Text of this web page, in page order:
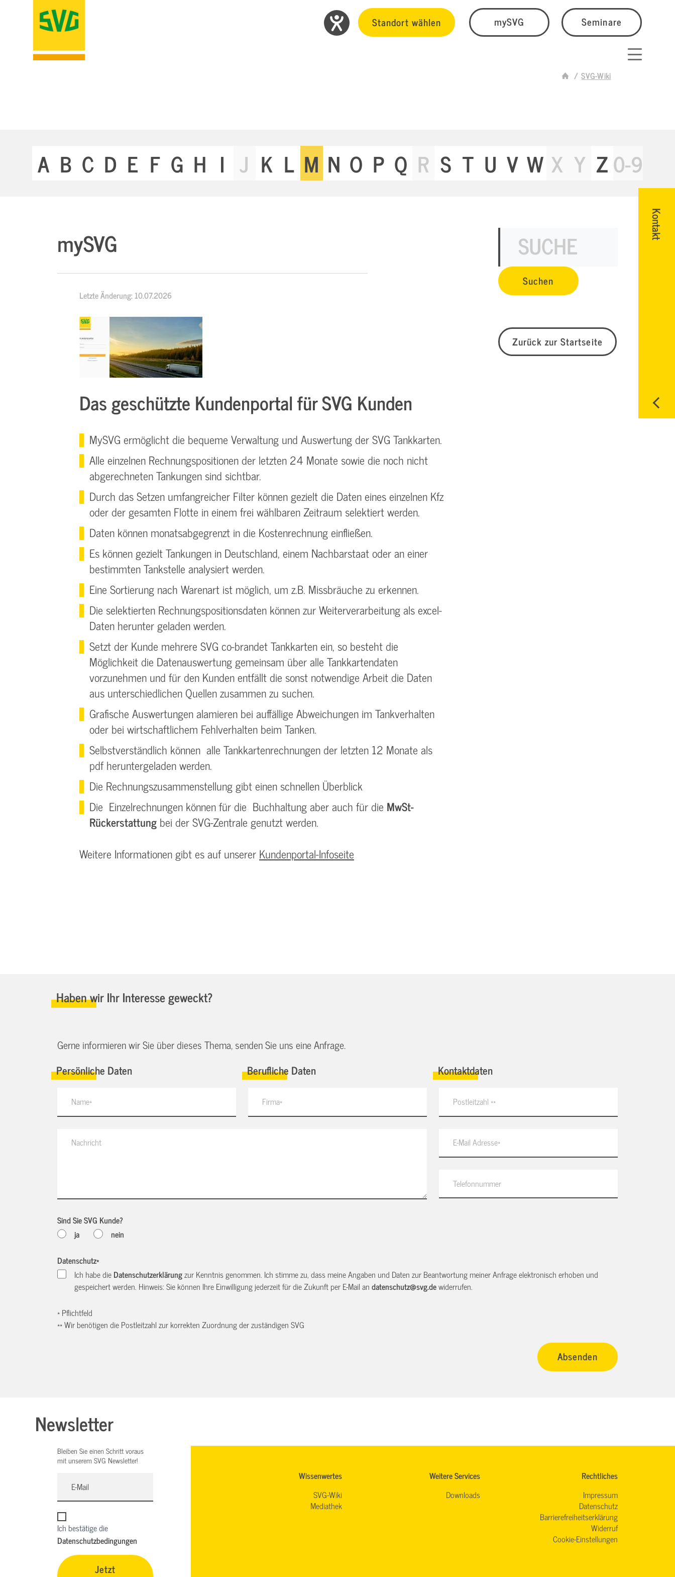
Standort wählen mySVG Seminare
SVG-Wiki
Kontakt
A B C D E F G H I J K L M N O P Q R S T U V W X Y Z0-9
mySVG
Letzte Änderung: 10.07.2026
Das geschützte Kundenportal für SVG Kunden
MySVG ermöglicht die bequeme Verwaltung und Auswertung der SVG Tankkarten.
Alle einzelnen Rechnungspositionen der letzten 24 Monate sowie die noch nicht
abgerechneten Tankungen sind sichtbar.
Durch das Setzen umfangreicher Filter können gezielt die Daten eines einzelnen Kfz
oder der gesamten Flotte in einem frei wählbaren Zeitraum selektiert werden.
Daten können monatsabgegrenzt in die Kostenrechnung einfließen.
Es können gezielt Tankungen in Deutschland, einem Nachbarstaat oder an einer
bestimmten Tankstelle analysiert werden.
Eine Sortierung nach Warenart ist möglich, um z.B. Missbräuche zu erkennen.
Die selektierten Rechnungspositionsdaten können zur Weiterverarbeitung als excel-
Daten herunter geladen werden.
Setzt der Kunde mehrere SVG co-brandet Tankkarten ein, so besteht die
Möglichkeit die Datenauswertung gemeinsam über alle Tankkartendaten
vorzunehmen und für den Kunden entfällt die sonst notwendige Arbeit die Daten
aus unterschiedlichen Quellen zusammen zu suchen.
Grafische Auswertungen alamieren bei auffällige Abweichungen im Tankverhalten
oder bei wirtschaftlichem Fehlverhalten beim Tanken.
Selbstverständlich können alle Tankkartenrechnungen der letzten 12 Monate als
pdf heruntergeladen werden.
Die Rechnungszusammen­stellung gibt einen schnellen Überblick
Die Einzelrechnungen können für die Buchhaltung aber auch für die MwSt-
Rückerstattungbei der SVG-Zentrale genutzt werden.
Weitere Informationen gibt es auf unsererKundenportal-Infoseite
Zurück zur Startseite
Haben wir Ihr Interesse geweckt?
Gerne informieren wir Sie über dieses Thema, senden Sie uns eine Anfrage.
Persönliche Daten Berufliche Daten Kontaktdaten
Sind Sie SVG Kunde?
ja
nein
Datenschutz*
Ich habe dieDatenschutzerklärungzur Kenntnis genommen. Ich stimme zu, dass meine Angaben und Daten zur Beantwortung meiner Anfrage elektronisch erhoben und
gespeichert werden. Hinweis: Sie können Ihre Einwilligung jederzeit für die Zukunft per E-Mail andatenschutz@svg.dewiderrufen.
* Pflichtfeld
** Wir benötigen die Postleitzahl zur korrekten Zuordnung der zuständigen SVG
Newsletter
Bleiben Sie einen Schritt voraus
mit unserem SVG Newsletter!
Ich bestätige die
Datenschutzbedingungen
Jetzt
Wissenwertes
SVG-Wiki
Mediathek
Weitere Services
Downloads
Rechtliches
Impressum
Datenschutz
Barrierefreiheitserklärung
Widerruf
Cookie-Einstellungen